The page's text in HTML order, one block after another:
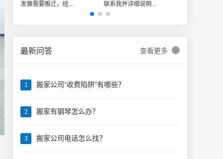
发展需要搬迁，经...
联系我并详细说明...
最新问答 查看更多 ›
1 搬家公司“收费陷阱”有哪些？
2 搬家有钢琴怎么办？
3 搬家公司电话怎么找？